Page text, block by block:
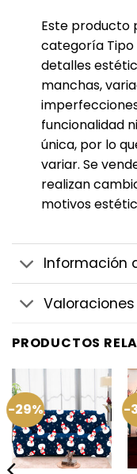
Este producto
categoría Tipo
detalles
manchas,
funcionalidad
única, por lo
variar. Se
realizan
motivos
Información
PRODUCTOS
-29% -